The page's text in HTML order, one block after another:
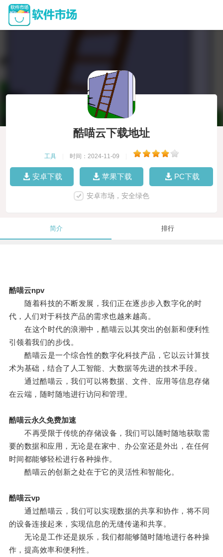
酷喵云下载地址
工具 时间：2024-11-09
安卓下载 苹果下载 PC下载
安卓市场，安全绿色
简介 排行
酷喵云npv
随着科技的不断发展，我们正在逐步步入数字化的时
代，人们对于科技产品的需求也越来越高。
在这个时代的浪潮中，酷喵云以其突出的创新和便利性
引领着我们的步伐。
酷喵云是一个综合性的数字化科技产品，它以云计算技
术为基础，结合了人工智能、大数据等先进的技术手段。
通过酷喵云，我们可以将数据、文件、应用等信息存储
在云端，随时随地进行访问和管理。
酷喵云永久免费加速
不再受限于传统的存储设备，我们可以随时随地获取需
要的数据和应用，无论是在家中、办公室还是外出，在任何
时间都能够轻松进行各种操作。
酷喵云的创新之处在于它的灵活性和智能化。
酷喵云vp
通过酷喵云，我们可以实现数据的共享和协作，将不同
的设备连接起来，实现信息的无缝传递和共享。
无论是工作还是娱乐，我们都能够随时随地进行各种操
作，提高效率和便利性。